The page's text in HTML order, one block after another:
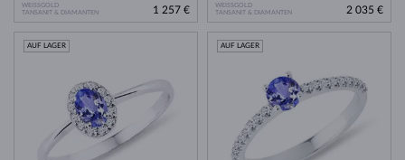
WEISSGOLD
TANSANIT & DIAMANTEN
1 257 €
WEISSGOLD
TANSANIT & DIAMANTEN
2 035 €
AUF LAGER AUF LAGER